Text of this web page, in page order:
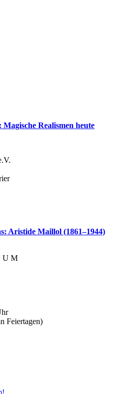
Realismen heute
Aristide Maillol (1861–1944)
U M
Feiertagen)